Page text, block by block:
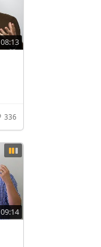
08:13
336
09:14